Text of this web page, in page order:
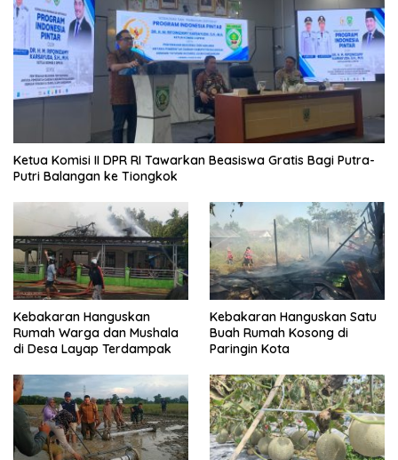
Ketua Komisi II DPR RI Tawarkan Beasiswa Gratis Bagi Putra-
Putri Balangan ke Tiongkok
Kebakaran Hanguskan
Rumah Warga dan Mushala
di Desa Layap Terdampak
Kebakaran Hanguskan Satu
Buah Rumah Kosong di
Paringin Kota